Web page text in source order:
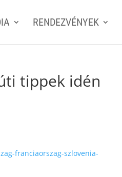
RENDEZVÉNYEK
tippek idén
franciaorszag-szlovenia-